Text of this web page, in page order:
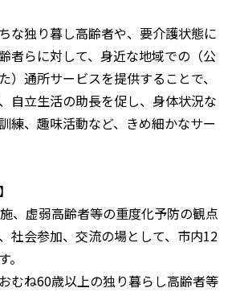
な独り暮し高齢者や、要介護状態に
者らに対して、身近な地域での（公
）通所サービスを提供することで、
自立生活の助長を促し、身体状況な
練、趣味活動など、きめ細かなサー
、虚弱高齢者等の重度化予防の観点
社会参加、交流の場として、市内12
むね60歳以上の独り暮らし高齢者等